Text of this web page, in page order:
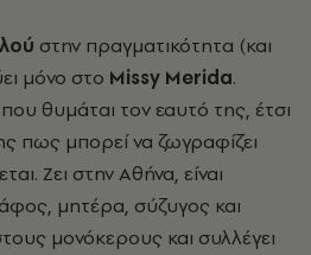
στην πραγματικότητα (και
μόνο στο Μissy Merida.
θυμάται τον εαυτό της, έτσι
πως μπορεί να ζωγραφίζει
Ζει στην Αθήνα, είναι
μητέρα, σύζυγος και
μονόκερους και συλλέγει